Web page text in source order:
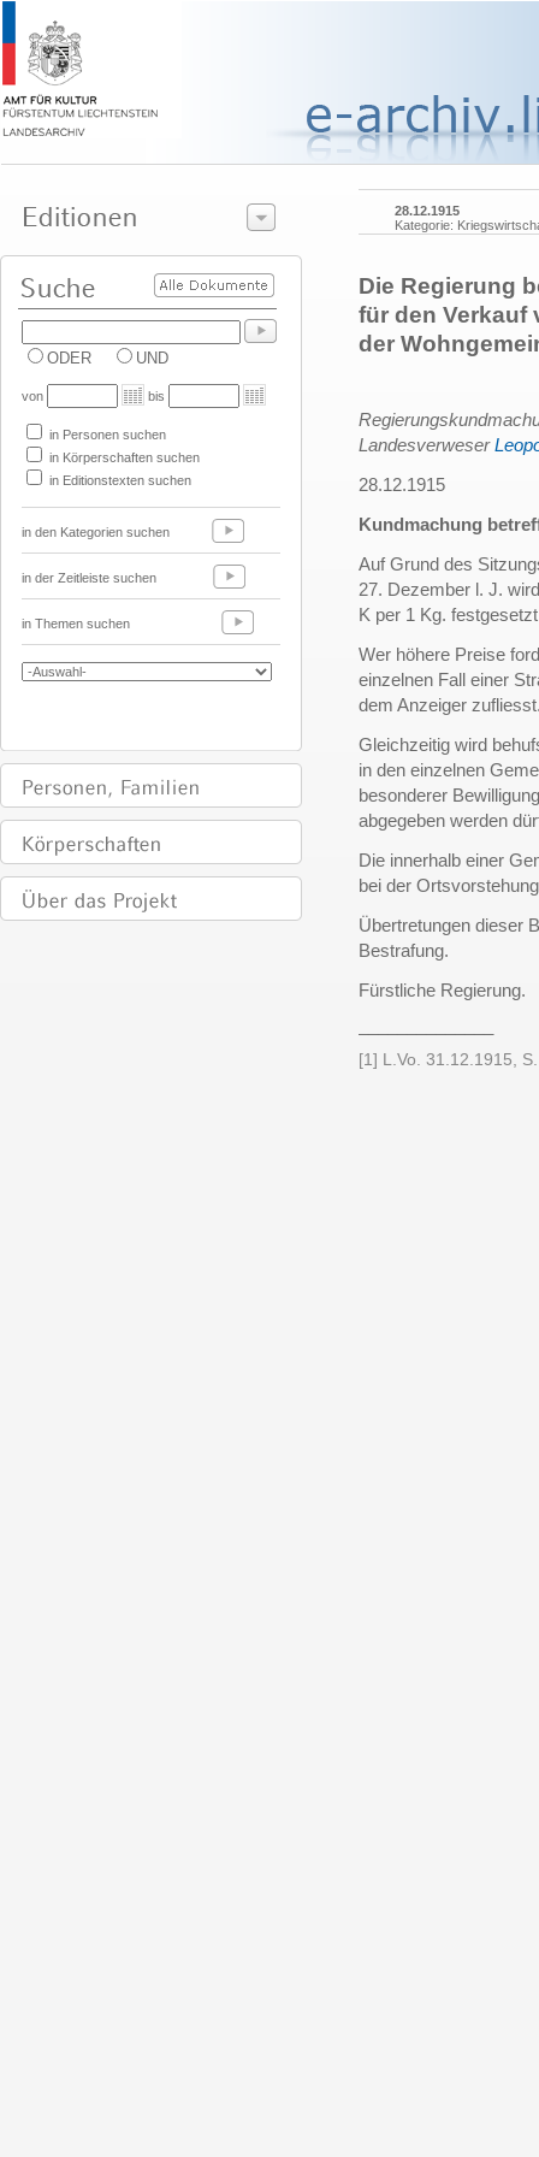
ODER UND
von bis
in Personen suchen
in Körperschaften suchen
in Editionstexten suchen
in den Kategorien suchen
in der Zeitleiste suchen
in Themen suchen
28.12.1915
Kategorie:
Die Regierung
für den Verkauf
der
Landesverweser
28.12.1915
Kundmachung
Auf Grund des
27. Dezember l. J.
K per 1 Kg.
Wer höhere Preise
einzelnen Fall einer
dem Anzeiger
Gleichzeitig wird
in den einzelnen
besonderer
abgegeben werden
Die innerhalb einer
bei der
Übertretungen dieser
Bestrafung.
Fürstliche Regierung.
[1] L.Vo. 31.12.1915,